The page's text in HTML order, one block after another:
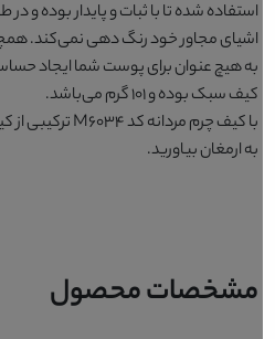
استفاده شده تا با ثبات و پایدار بوده و در
اشیای مجاور خود رنگ دهی نمی‌کند.
به هیچ عنوان برای پوست شما ایجاد
کیف سبک بوده و ۱۰۱ گرم می‌باشد.
کیف چرم مردانه کد M6034
ترکیبی از
به ارمغان بیاورید.
مشخصات محصول